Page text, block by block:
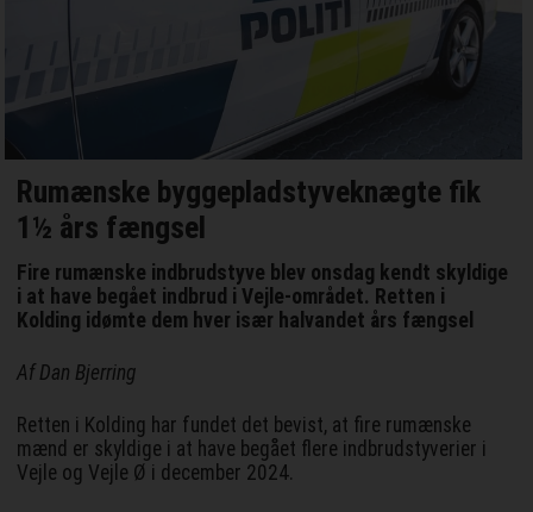
Rumænske byggepladstyveknægte fik
1½ års fængsel
Fire rumænske indbrudstyve blev onsdag kendt skyldige
i at have begået indbrud i Vejle-området. Retten i
Kolding idømte dem hver især halvandet års fængsel
Af Dan Bjerring
Retten i Kolding har fundet det bevist, at fire rumænske
mænd er skyldige i at have begået flere indbrudstyverier i
Vejle og Vejle Ø i december 2024.